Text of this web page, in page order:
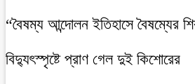
“বৈষম্য আন্দোলন ইতিহাসে বৈষম্যের
বিদ্যুৎস্পৃষ্টে প্রাণ গেল দুই কিশোরের